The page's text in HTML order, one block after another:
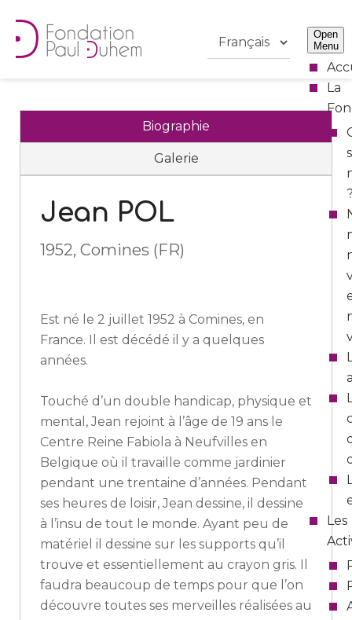
Open
Menu
La
Les
Biographie
Galerie
Jean POL
1952, Comines (FR)
Est né le 2 juillet 1952 à Comines, en
France. Il est décédé il y a quelques
années.
Touché d’un double handicap, physique et
mental, Jean rejoint à l’âge de 19 ans le
Centre Reine Fabiola à Neufvilles en
Belgique où il travaille comme jardinier
pendant une trentaine d’années. Pendant
ses heures de loisir, Jean dessine, il dessine
à l’insu de tout le monde. Ayant peu de
matériel il dessine sur les supports qu’il
trouve et essentiellement au crayon gris. Il
faudra beaucoup de temps pour que l’on
découvre toutes ses merveilles réalisées au